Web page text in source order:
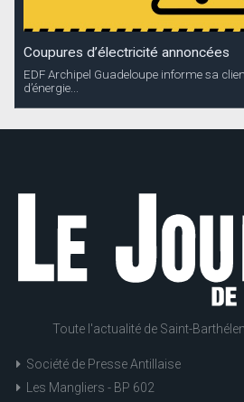
Coupures d’électricité annoncées
EDF Archipel Guadeloupe informe sa
d’énergie...
Toute l'actualité de Saint-
Société de Presse Antillaise
Les Mangliers - BP 602